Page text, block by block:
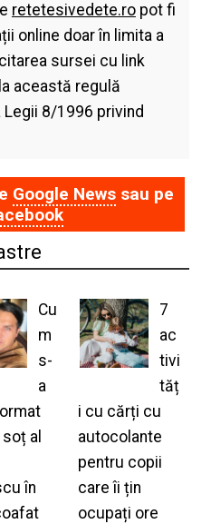
retetesivedete.ropot fi
online doar în limita a
sursei cu link
această regulă
8/1996 privind
Google Newssau pe
Cu
m
s-
a
al
în
7
ac
tivi
tăț
i cu cărți cu
autocolante
pentru copii
care îi țin
ocupați ore